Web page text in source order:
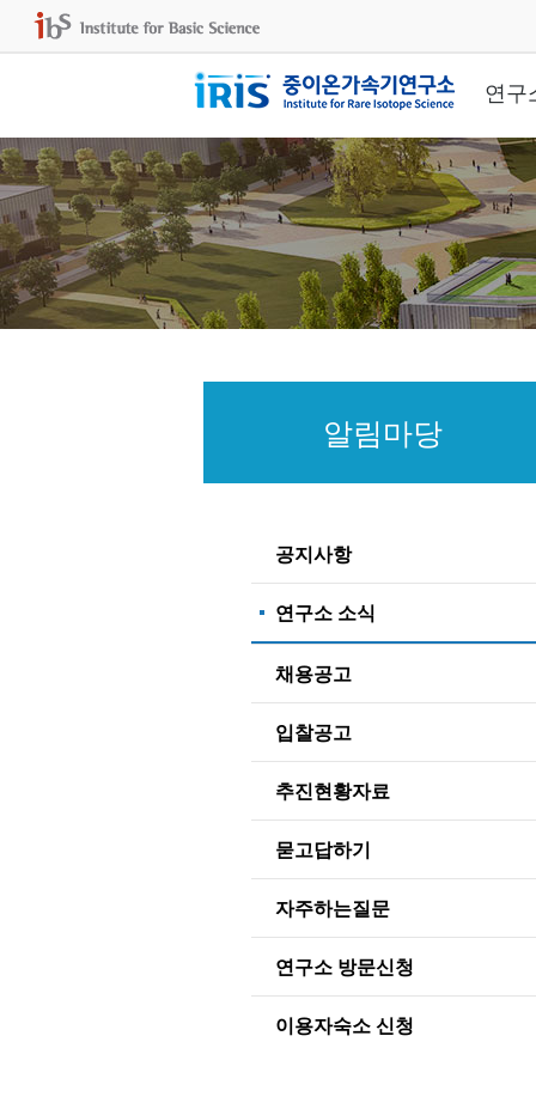
연구
알림마당
공지사항
연구소 소식
채용공고
입찰공고
추진현황자료
묻고답하기
자주하는질문
연구소 방문신청
이용자숙소 신청